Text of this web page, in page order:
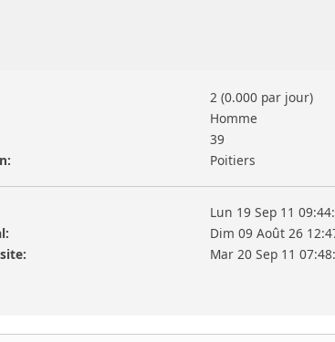
2 (0.000 par jour)
Homme
39
Poitiers
Lun 19 Sep 11
Dim 09 Août 26
Mar 20 Sep 11